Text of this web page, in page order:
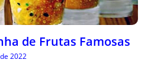
de Frutas Famosas
2022